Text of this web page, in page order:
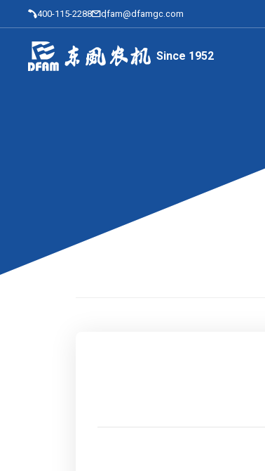
400-115-2288 dfam@dfamgc.com
Since 1952